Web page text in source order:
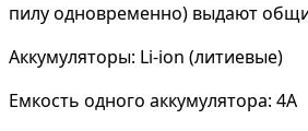
пилу одновременно) выдают
Аккумуляторы: Li-ion (литиевые)
Емкость одного аккумулятора: 4А